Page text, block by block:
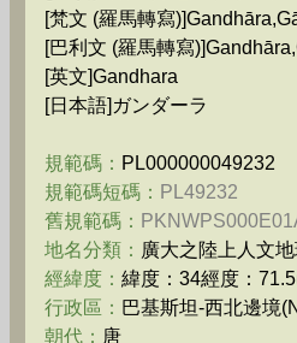
[梵文 (羅馬轉寫
[巴利文 (羅馬轉寫
[英文]Gandhara
[日本語]ガンダーラ
規範碼： PL000000049232
規範碼短碼： PL49232
舊規範碼：
地名分類： 廣大之陸上人文
經緯度： 緯度：34經度：
行政區： 巴基斯坦-西北邊境
朝代： 唐